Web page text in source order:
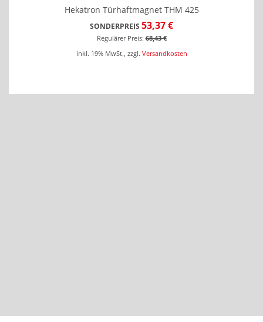
Hekatron Türhaftmagnet THM 425
SONDERPREIS 53,37 €
Regulärer Preis: 68,43 €
inkl. 19% MwSt., zzgl. Versandkosten